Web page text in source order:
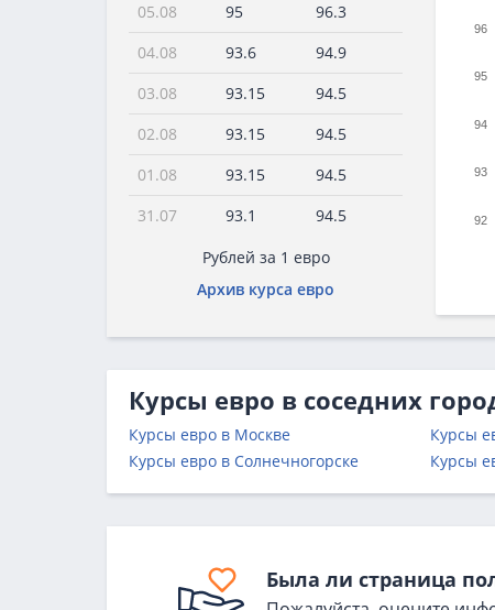
05.08
95
96.3
04.08
93.6
94.9
03.08
93.15
94.5
02.08
93.15
94.5
01.08
93.15
94.5
31.07
93.1
94.5
Рублей за 1 евро
Архив курса евро
92
93
94
95
96
Курсы евро в соседних
Курсы евро в Москве
Курсы евро в Солнечногорске
Курсы
Курсы
Была ли страница